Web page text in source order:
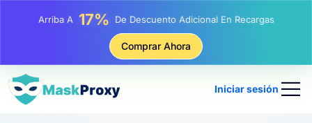
Arriba A 17% De Descuento Adicional En Recargas
25% Descuento En Compras Estáticas IP
Comprar Ahora
Iniciar sesión